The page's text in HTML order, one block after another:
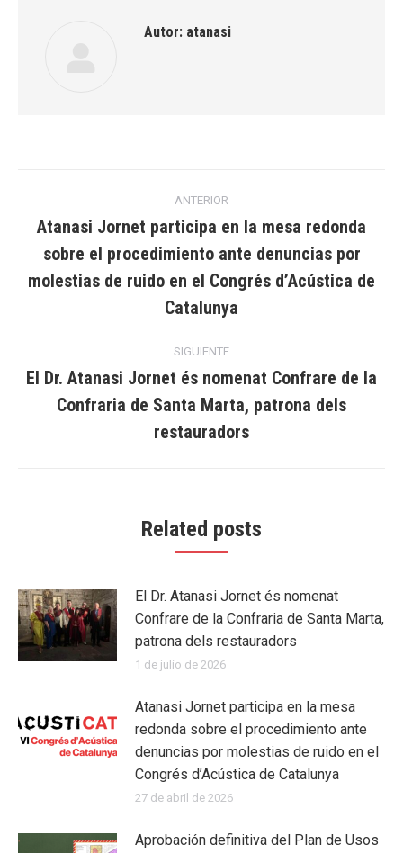
Autor: atanasi
entre
publicaciones
ANTERIOR
anterior:
Atanasi Jornet participa en la mesa redonda
sobre el procedimiento ante denuncias por
molestias de ruido en el Congrés d’Acústica de
Catalunya
SIGUIENTE
Publicación
siguiente:
El Dr. Atanasi Jornet és nomenat Confrare de la
Confraria de Santa Marta, patrona dels
restauradors
Related posts
El Dr. Atanasi Jornet és nomenat
Confrare de la Confraria de Santa Marta,
patrona dels restauradors
1 de julio de 2026
Atanasi Jornet participa en la mesa
redonda sobre el procedimiento ante
denuncias por molestias de ruido en el
Congrés d’Acústica de Catalunya
27 de abril de 2026
Aprobación definitiva del Plan de Usos